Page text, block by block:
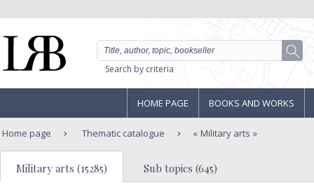
Search by criteria
HOME PAGE BOOKS AND WORKS
Home page Thematic catalogue Military arts
Military arts (15285) Sub topics (645)